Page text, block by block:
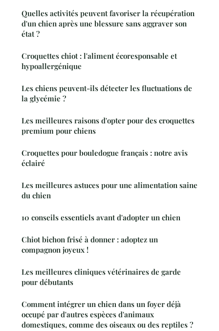
Quelles activités peuvent favoriser la récupération
d'un chien après une blessure sans aggraver son
état ?
Croquettes chiot : l'aliment écoresponsable et
hypoallergénique
Les chiens peuvent-ils détecter les fluctuations de
la glycémie ?
Les meilleures raisons d'opter pour des croquettes
premium pour chiens
Croquettes pour bouledogue français : notre avis
éclairé
Les meilleures astuces pour une alimentation saine
du chien
10 conseils essentiels avant d'adopter un chien
Chiot bichon frisé à donner : adoptez un
compagnon joyeux !
Les meilleures cliniques vétérinaires de garde
pour débutants
Comment intégrer un chien dans un foyer déjà
occupé par d'autres espèces d'animaux
domestiques, comme des oiseaux ou des reptiles ?